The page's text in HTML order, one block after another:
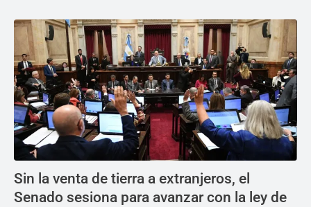
Sin la venta de tierra a extranjeros, el
Senado sesiona para avanzar con la ley de